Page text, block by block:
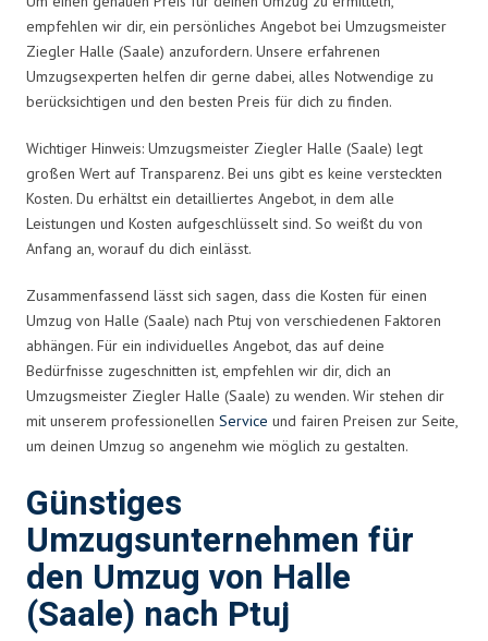
empfehlen wir dir, ein persönliches Angebot bei Umzugsmeister
Ziegler Halle (Saale) anzufordern. Unsere erfahrenen
Umzugsexperten helfen dir gerne dabei, alles Notwendige zu
berücksichtigen und den besten Preis für dich zu finden.
Wichtiger Hinweis: Umzugsmeister Ziegler Halle (Saale) legt
großen Wert auf Transparenz. Bei uns gibt es keine versteckten
Kosten. Du erhältst ein detailliertes Angebot, in dem alle
Leistungen und Kosten aufgeschlüsselt sind. So weißt du von
Anfang an, worauf du dich einlässt.
Zusammenfassend lässt sich sagen, dass die Kosten für einen
Umzug von Halle (Saale) nach Ptuj von verschiedenen Faktoren
abhängen. Für ein individuelles Angebot, das auf deine
Bedürfnisse zugeschnitten ist, empfehlen wir dir, dich an
Umzugsmeister Ziegler Halle (Saale) zu wenden. Wir stehen dir
mit unserem professionellen Service und fairen Preisen zur Seite,
um deinen Umzug so angenehm wie möglich zu gestalten.
Günstiges
Umzugsunternehmen für
den Umzug von Halle
(Saale) nach Ptuj